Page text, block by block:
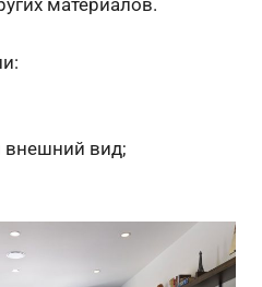
материалов.
внешний вид;